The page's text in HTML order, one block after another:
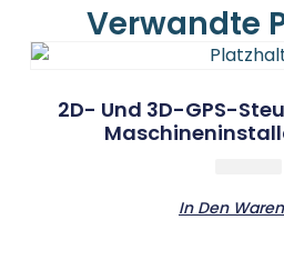
Verwandte
2D- Und 3D-GPS-
In Den